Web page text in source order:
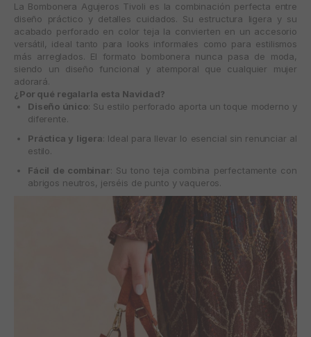
La Bombonera Agujeros Tivoli es la combinación perfecta entre
diseño práctico y detalles cuidados. Su estructura ligera y su
acabado perforado en color teja la convierten en un accesorio
versátil, ideal tanto para looks informales como para estilismos
más arreglados. El formato bombonera nunca pasa de moda,
siendo un diseño funcional y atemporal que cualquier mujer
adorará.
¿Por qué regalarla esta Navidad?
Diseño único: Su estilo perforado aporta un toque moderno y
diferente.
Práctica y ligera: Ideal para llevar lo esencial sin renunciar al
estilo.
Fácil de combinar: Su tono teja combina perfectamente con
abrigos neutros, jerséis de punto y vaqueros.